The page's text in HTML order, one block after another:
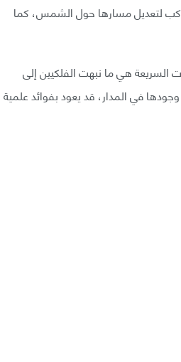
لتعديل مسارها حول الشمس، كما
السريعة هي ما نبهت الفلكيين إلى
في المدار، قد يعود بفوائد علمية